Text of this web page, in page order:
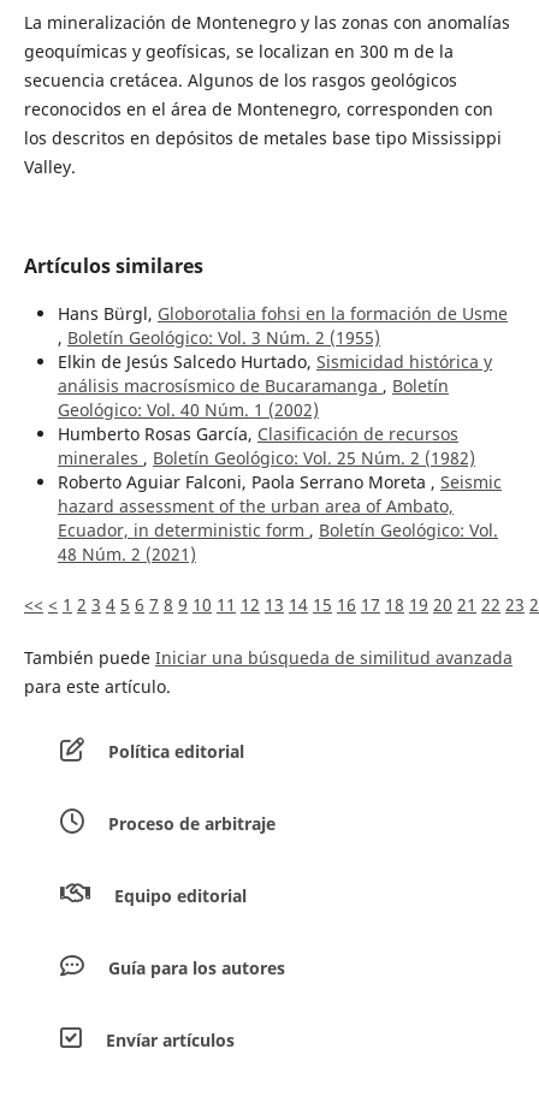
La mineralización de Montenegro y las zonas con anomalías
geoquímicas y geofísicas, se localizan en 300 m de la
secuencia cretácea. Algunos de los rasgos geológicos
reconocidos en el área de Montenegro, corresponden con
los descritos en depósitos de metales base tipo Mississippi
Valley.
Artículos similares
Hans Bürgl, Globorotalia fohsi en la formación de Usme
, Boletín Geológico: Vol. 3 Núm. 2 (1955)
Elkin de Jesús Salcedo Hurtado, Sismicidad histórica y
análisis macrosísmico de Bucaramanga , Boletín
Geológico: Vol. 40 Núm. 1 (2002)
Humberto Rosas García, Clasificación de recursos
minerales , Boletín Geológico: Vol. 25 Núm. 2 (1982)
Roberto Aguiar Falconi, Paola Serrano Moreta , Seismic
hazard assessment of the urban area of Ambato,
Ecuador, in deterministic form , Boletín Geológico: Vol.
48 Núm. 2 (2021)
<< < 1 2 3 4 5 6 7 8 9 10 11 12 13 14 15 16 17 18 19 20 21 22 23
También puede Iniciar una búsqueda de similitud avanzada
para este artículo.
Política editorial
Proceso de arbitraje
Equipo editorial
Guía para los autores
Envíar artículos